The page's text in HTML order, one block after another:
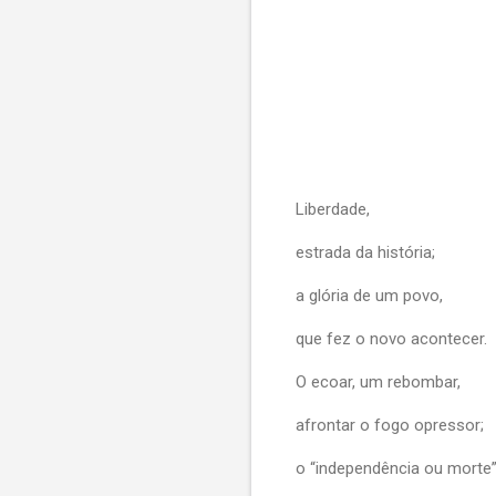
Liberdade,
estrada da história;
a glória de um povo,
que fez o novo acontecer.
O ecoar, um rebombar,
afrontar o fogo opressor;
o “independência ou